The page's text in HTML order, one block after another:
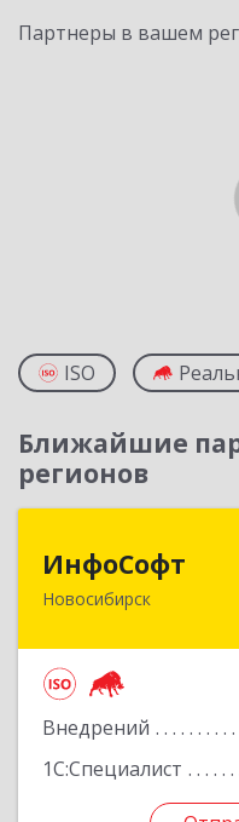
Партнеры в вашем
ISO
Ближайшие
регионов
ИнфоСофт
Новосибирск
Внедрений
1С:Специалист
630091,